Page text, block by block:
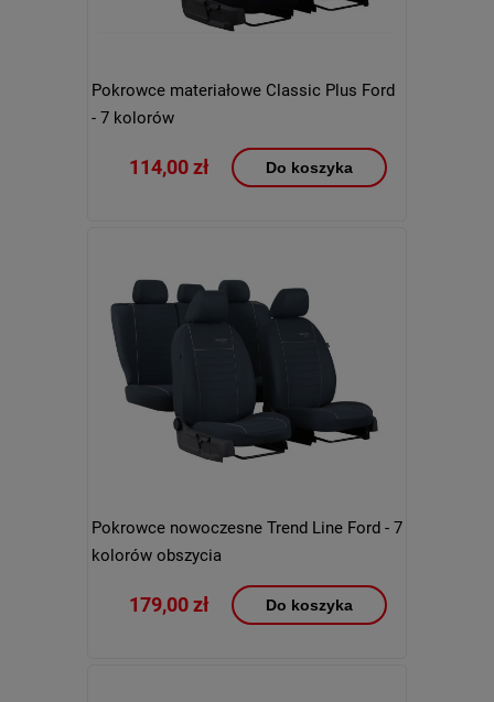
Pokrowce materiałowe Classic Plus Ford
- 7 kolorów
114,00 zł Do koszyka
Pokrowce nowoczesne Trend Line Ford - 7
kolorów obszycia
179,00 zł Do koszyka